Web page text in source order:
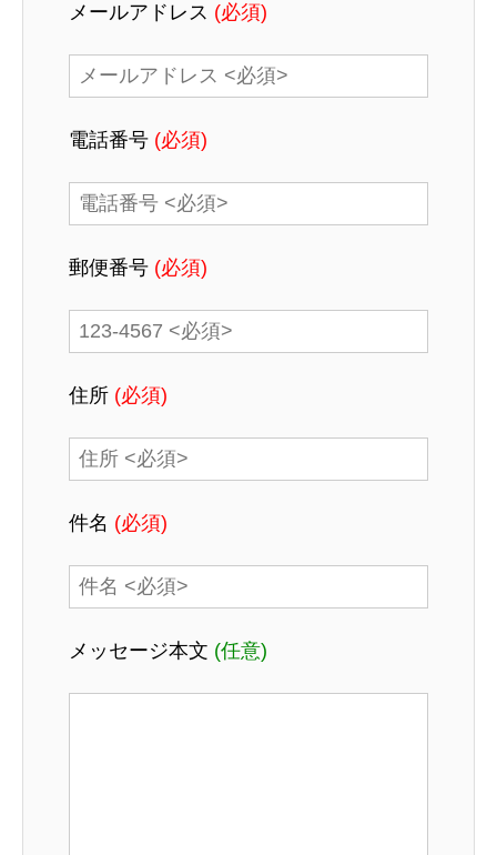
メールアドレス (必須)
電話番号 (必須)
郵便番号 (必須)
住所 (必須)
件名 (必須)
メッセージ本文 (任意)